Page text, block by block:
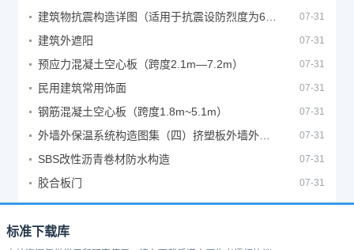
07-31
建筑外遮阳 07-31
预应力混凝土空心板（跨度2.1m—7.2m） 07-31
民用建筑常用饰面 07-31
钢筋混凝土空心板（跨度1.8m~5.1m） 07-31
07-31
SBS改性沥青卷材防水构造 07-31
胶合板门 07-31
标准下载库